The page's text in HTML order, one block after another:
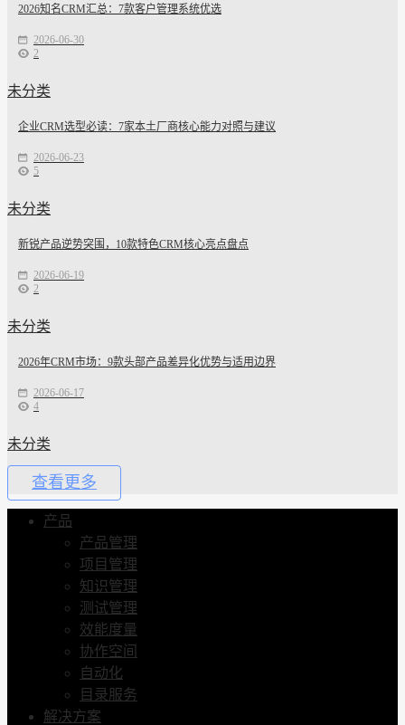
2026知名CRM汇总：7款客户管理系统优选
2026-06-30
2
未分类
企业CRM选型必读：7家本土厂商核心能力对照与建议
2026-06-23
5
未分类
新锐产品逆势突围，10款特色CRM核心亮点盘点
2026-06-19
2
未分类
2026年CRM市场：9款头部产品差异化优势与适用边界
2026-06-17
4
未分类
查看更多
产品
产品管理
项目管理
知识管理
测试管理
效能度量
协作空间
自动化
目录服务
解决方案